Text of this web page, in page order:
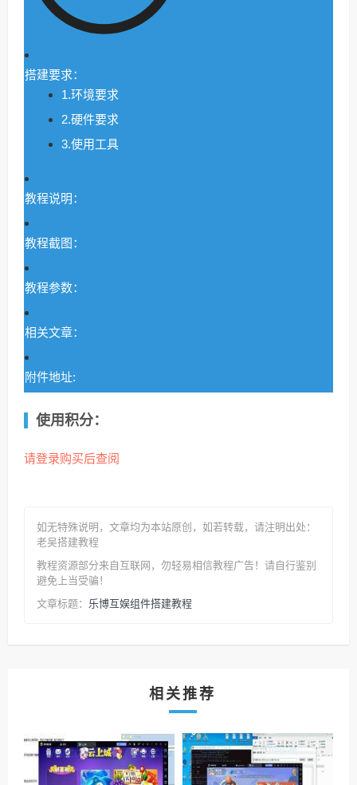
搭建要求：
1.环境要求
2.硬件要求
3.使用工具
教程说明：
教程截图：
教程参数：
相关文章：
附件地址:
使用积分：
请登录购买后查阅
如无特殊说明，文章均为本站原创 ，如若转载，请注明出处：
老吴搭建教程
教程资源部分来自互联网，勿轻易相信教程广告！请自行鉴别
避免上当受骗！
文章标题： 乐博互娱组件搭建教程
相关推荐